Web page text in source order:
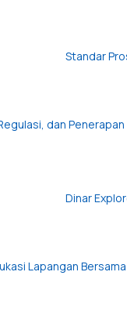
Standar
dan Penerapan
Dinar
Lapangan